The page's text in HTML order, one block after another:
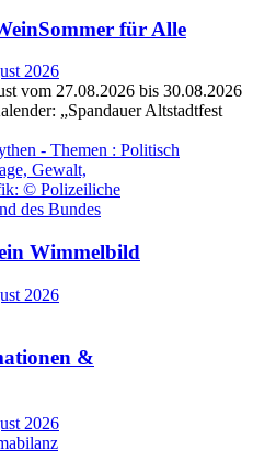
für Alle
2026
vom 27.08.2026 bis 30.08.2026
„Spandauer Altstadtfest
Wimmelbild
2026
&
2026